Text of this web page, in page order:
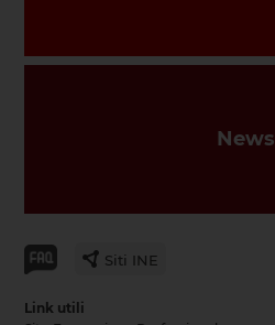
News
Siti INE
Link utili